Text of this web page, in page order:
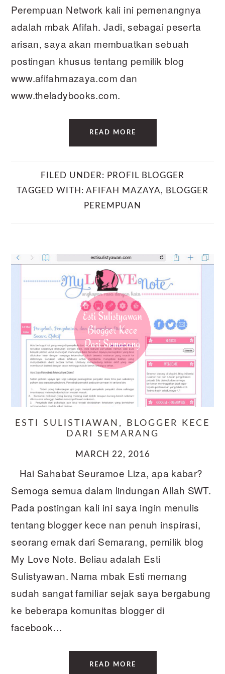
Perempuan Network kali ini pemenangnya
adalah mbak Afifah. Jadi, sebagai peserta
arisan, saya akan membuatkan sebuah
postingan khusus tentang pemilik blog
www.afifahmazaya.com dan
www.theladybooks.com.
READ MORE
FILED UNDER: PROFIL BLOGGER
TAGGED WITH: AFIFAH MAZAYA, BLOGGER
PEREMPUAN
ESTI SULISTIAWAN, BLOGGER KECE
DARI SEMARANG
MARCH 22, 2016
Hai Sahabat Seuramoe Liza, apa kabar?
Semoga semua dalam lindungan Allah SWT.
Pada postingan kali ini saya ingin menulis
tentang blogger kece nan penuh inspirasi,
seorang emak dari Semarang, pemilik blog
My Love Note. Beliau adalah Esti
Sulistyawan. Nama mbak Esti memang
sudah sangat familiar sejak saya bergabung
ke beberapa komunitas blogger di
facebook…
READ MORE